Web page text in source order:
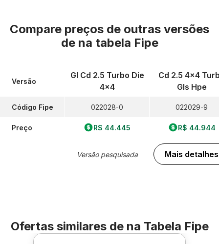
Compare preços de outras versões
de na tabela Fipe
Versão
Código Fipe
Preço
Gl Cd 2.5 Turbo Die
4x4
022028-0
R$ 44.445
Versão pesquisada
Cd 2.5 4x4
Gls Hpe
022029-9
R$ 44.944
Mais detalhes
Ofertas similares de na Tabela Fipe